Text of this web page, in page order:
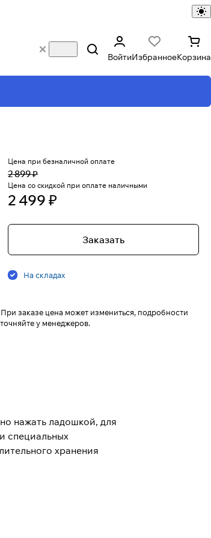
ВойтиИзбранноеКорзина
Цена при безналичной оплате
2 899 ₽
Цена со скидкой при оплате наличными
2 499 ₽
Заказать
На складах
заказе цена может измениться, подробности
у менеджеров.
нажать ладошкой, для
специальных
хранения